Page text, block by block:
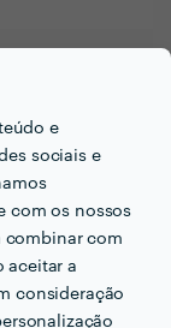
e
sociais e
com os nossos
combinar com
aceitar a
consideração
180€
de
15€ -